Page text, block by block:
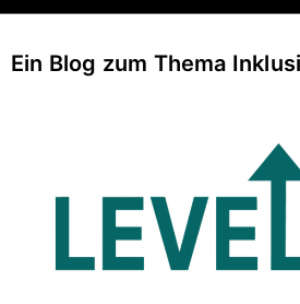
Ein Blog zum Thema